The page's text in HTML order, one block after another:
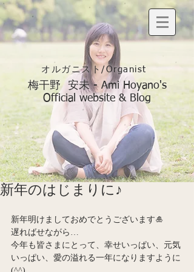
オルガニスト/Organist
梅干野 安未 - Ami Hoyano's
Official website & Blog
新年のはじまりに♪
新年明けましておめでとうございます🎍
遅ればせながら…
今年も皆さまにとって、幸せいっぱい、元気
いっぱい、愛の溢れる一年になりますように